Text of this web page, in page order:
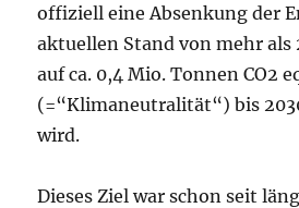
offiziell eine Absenkung der
aktuellen Stand von mehr als
auf ca. 0,4 Mio. Tonnen CO2
(=“Klimaneutralität“) bis
wird.
Dieses Ziel war schon seit